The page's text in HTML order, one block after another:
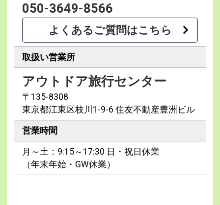
050-3649-8566
よくあるご質問はこちら
取扱い営業所
アウトドア旅行センター
〒135-8308
東京都江東区枝川1-9-6 住友不動産豊洲ビル
営業時間
月～土：9:15～17:30 日・祝日休業
（年末年始・GW休業）